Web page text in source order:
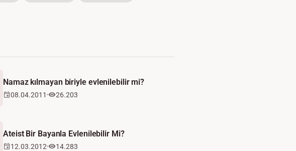
Namaz kılmayan biriyle evlenilebilir mi?
08.04.2011 26.203
Ateist Bir Bayanla Evlenilebilir Mi?
12.03.2012 14.283